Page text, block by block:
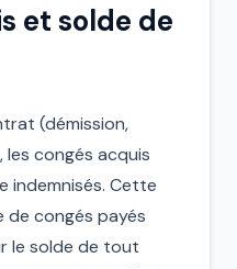
et solde de
(démission,
les congés acquis
indemnisés. Cette
de congés payés
le solde de tout